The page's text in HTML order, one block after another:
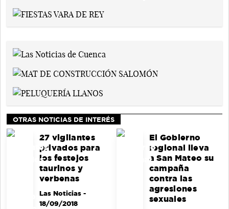
OTRAS NOTICIAS DE INTERÉS
27 vigilantes
privados para
los festejos
taurinos y
verbenas
Las Noticias-
18/09/2018
El Gobierno
regional lleva
a San Mateo su
campaña
contra las
agresiones
sexuales